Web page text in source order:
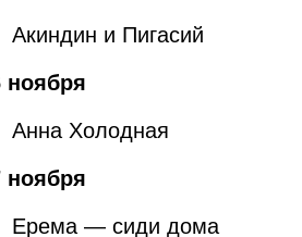
Акиндин и Пигасий
ноября
Анна Холодная
ноября
Ерема — сиди дома